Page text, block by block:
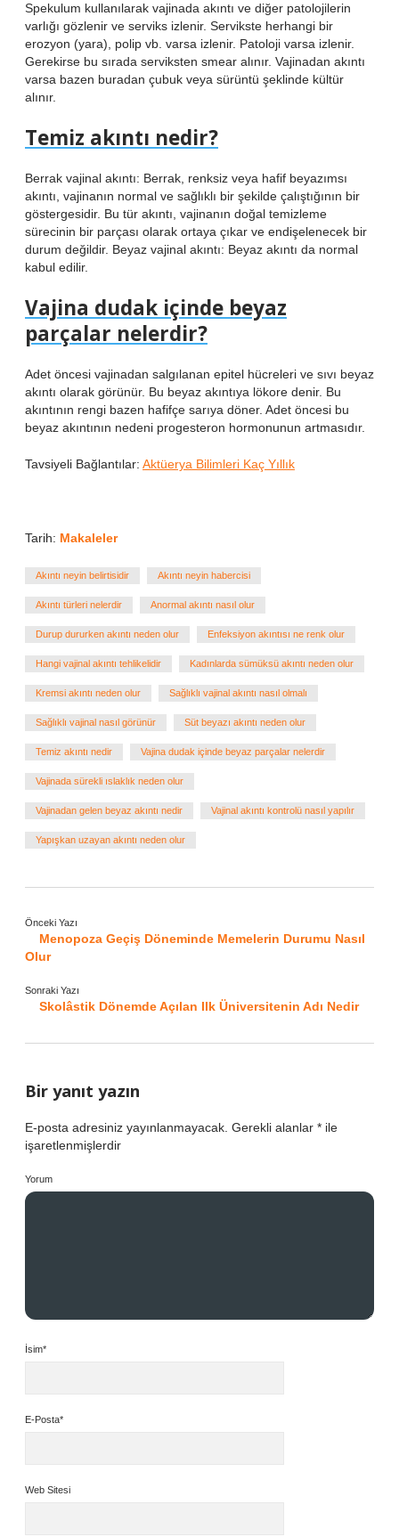
Spekulum kullanılarak vajinada akıntı ve diğer patolojilerin
varlığı gözlenir ve serviks izlenir. Servikste herhangi bir
erozyon (yara), polip vb. varsa izlenir. Patoloji varsa izlenir.
Gerekirse bu sırada serviksten smear alınır. Vajinadan akıntı
varsa bazen buradan çubuk veya sürüntü şeklinde kültür
alınır.
Temiz akıntı nedir?
Berrak vajinal akıntı: Berrak, renksiz veya hafif beyazımsı
akıntı, vajinanın normal ve sağlıklı bir şekilde çalıştığının bir
göstergesidir. Bu tür akıntı, vajinanın doğal temizleme
sürecinin bir parçası olarak ortaya çıkar ve endişelenecek bir
durum değildir. Beyaz vajinal akıntı: Beyaz akıntı da normal
kabul edilir.
Vajina dudak içinde beyaz
parçalar nelerdir?
Adet öncesi vajinadan salgılanan epitel hücreleri ve sıvı beyaz
akıntı olarak görünür. Bu beyaz akıntıya lökore denir. Bu
akıntının rengi bazen hafifçe sarıya döner. Adet öncesi bu
beyaz akıntının nedeni progesteron hormonunun artmasıdır.
Tavsiyeli Bağlantılar: Aktüerya Bilimleri Kaç Yıllık
Tarih: Makaleler
Akıntı neyin belirtisidir Akıntı neyin habercisi
Akıntı türleri nelerdir Anormal akıntı nasıl olur
Durup dururken akıntı neden olur Enfeksiyon akıntısı ne renk olur
Hangi vajinal akıntı tehlikelidir Kadınlarda sümüksü akıntı neden olur
Kremsi akıntı neden olur Sağlıklı vajinal akıntı nasıl olmalı
Sağlıklı vajinal nasıl görünür Süt beyazı akıntı neden olur
Temiz akıntı nedir Vajina dudak içinde beyaz parçalar nelerdir
Vajinada sürekli ıslaklık neden olur
Vajinadan gelen beyaz akıntı nedir Vajinal akıntı kontrolü nasıl yapılır
Yapışkan uzayan akıntı neden olur
Önceki Yazı
Menopoza Geçiş Döneminde Memelerin Durumu Nasıl
Olur
Sonraki Yazı
Skolâstik Dönemde Açılan Ilk Üniversitenin Adı Nedir
Bir yanıt yazın
E-posta adresiniz yayınlanmayacak. Gerekli alanlar * ile
işaretlenmişlerdir
Yorum
İsim*
E-Posta*
Web Sitesi